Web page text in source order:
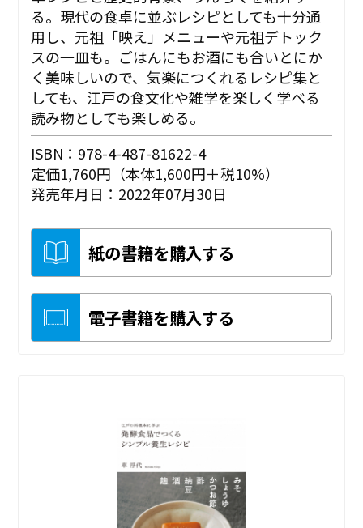
る。現代の食卓に並ぶレシピとしても十分通
用し、元祖「映え」メニューや元祖デトック
スの一皿も。ごはんにもお酒にも合いとにか
く美味しいので、気楽につくれるレシピ集と
しても、江戸の食文化や雑学を楽しく学べる
読み物としても楽しめる。
ISBN：978-4-487-81622-4
定価1,760円（本体1,600円＋税10%）
発売年月日：2022年07月30日
紙の書籍を購入する
電子書籍を購入する